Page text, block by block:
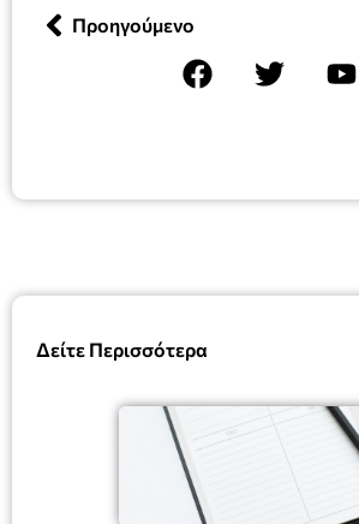
Δείτε Περισσότερα
Προηγούμενο